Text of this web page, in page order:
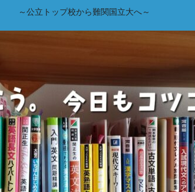
～公立トップ校から難関国立大へ～